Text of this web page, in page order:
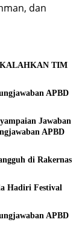
dan
TIM
APBD
Jawaban
APBD
di Rakernas
Hadiri Festival
APBD